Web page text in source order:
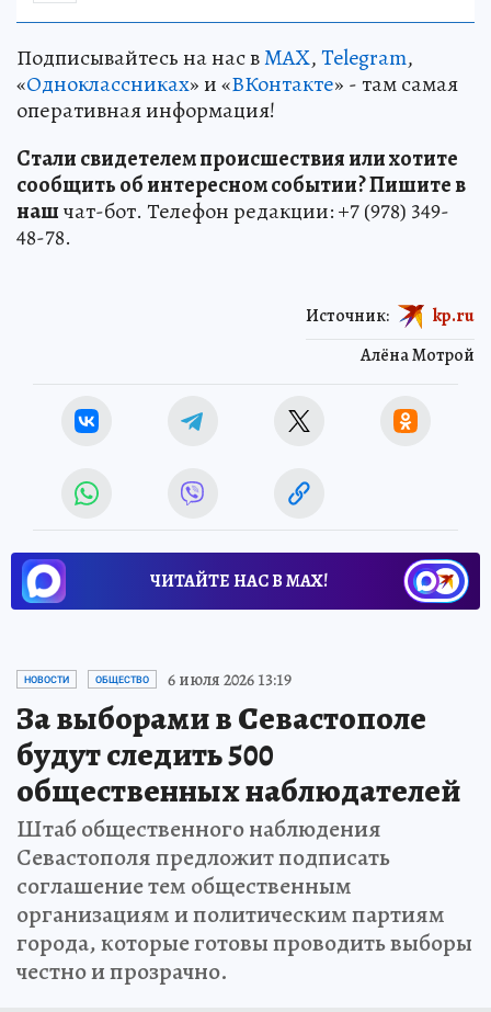
Подписывайтесь на нас вMAX,Telegram,
«Одноклассниках» и «ВКонтакте» - там самая
оперативная информация!
Стали свидетелем происшествия или хотите
сообщить об интересном событии? Пишите в
нашчат-бот. Телефон редакции: +7 (978) 349-
48-78.
Алёна Мотрой
Источник: kp.ru
ЧИТАЙТЕ НАС В МАХ!
НОВОСТИ ОБЩЕСТВО 6 июля 2026 13:19
За выборами в Севастополе
будут следить 500
общественных наблюдателей
Штаб общественного наблюдения
Севастополя предложит подписать
соглашение тем общественным
организациям и политическим партиям
города, которые готовы проводить выборы
честно и прозрачно.